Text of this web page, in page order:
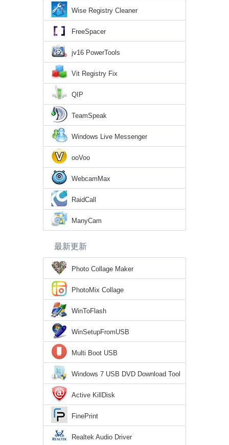
Wise Registry Cleaner
FreeSpacer
jv16 PowerTools
Vit Registry Fix
QIP
TeamSpeak
Windows Live Messenger
ooVoo
WebcamMax
RaidCall
ManyCam
最新更新
Photo Collage Maker
PhotoMix Collage
WinToFlash
WinSetupFromUSB
Multi Boot USB
Windows 7 USB DVD Download Tool
Active KillDisk
FinePrint
Realtek Audio Driver